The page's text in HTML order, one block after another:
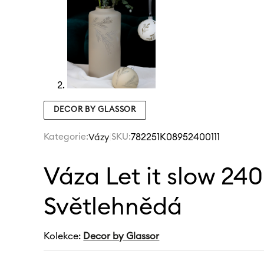
DECOR BY GLASSOR
Kategorie:Vázy SKU:782251K08952400111
Váza Let it slow
Světlehnědá
Kolekce: Decor by Glassor